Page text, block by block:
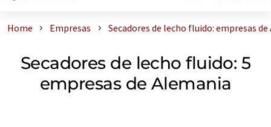
Home Empresas Secadores de lecho fluido: empresas
Secadores de lecho fluido: 5
empresas de Alemania